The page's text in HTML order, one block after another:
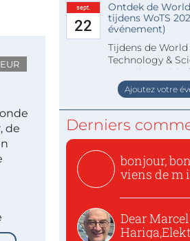
EUR
de
sept.
22
Ontdek de
tijdens WoTS
événement)
Tijdens de
Technology &
staat de World
Ajoutez votre
Derniers
bonjour,
viens de m
Dear Marcel